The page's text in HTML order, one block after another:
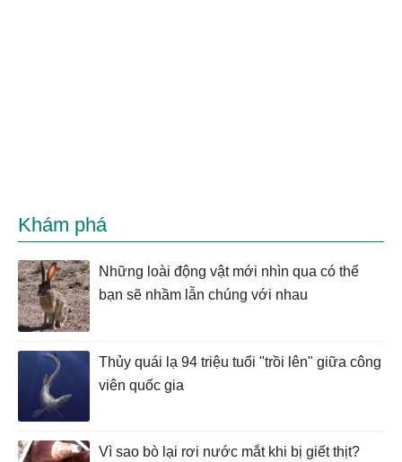
Khám phá
Những loài động vật mới nhìn qua có thể
bạn sẽ nhầm lẫn chúng với nhau
Thủy quái lạ 94 triệu tuổi "trồi lên" giữa công
viên quốc gia
Vì sao bò lại rơi nước mắt khi bị giết thịt?